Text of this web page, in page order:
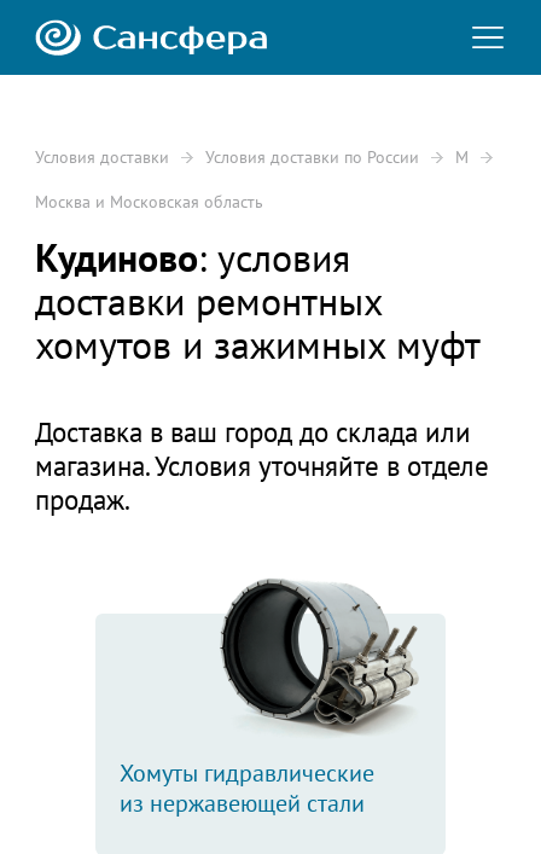
Условия доставки Условия доставки по России М
Москва и Московская область
Кудиново: условия
доставки ремонтных
хомутов и зажимных муфт
Доставка в ваш город до склада или
магазина. Условия уточняйте в отделе
продаж.
Хомуты гидравлические
из нержавеющей стали